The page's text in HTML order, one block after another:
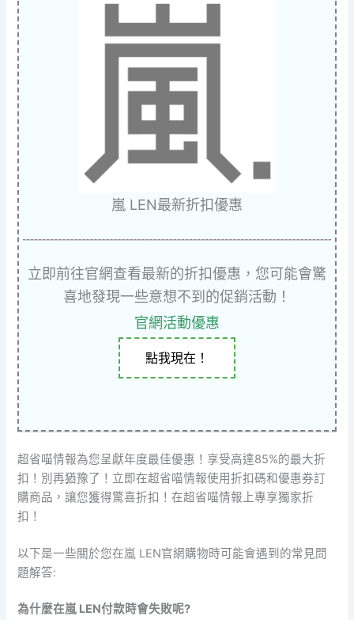
嵐 LEN最新折扣優惠
立即前往官網查看最新的折扣優惠，您可能會驚
喜地發現一些意想不到的促銷活動！
官網活動優惠
點我現在！
超省喵情報為您呈獻年度最佳優惠！享受高達85%的最大折
扣！別再猶豫了！立即在超省喵情報使用折扣碼和優惠券訂
購商品，讓您獲得驚喜折扣！在超省喵情報上專享獨家折
扣！
以下是一些關於您在嵐 LEN官網購物時可能會遇到的常見問
題解答:
為什麼在嵐 LEN付款時會失敗呢?